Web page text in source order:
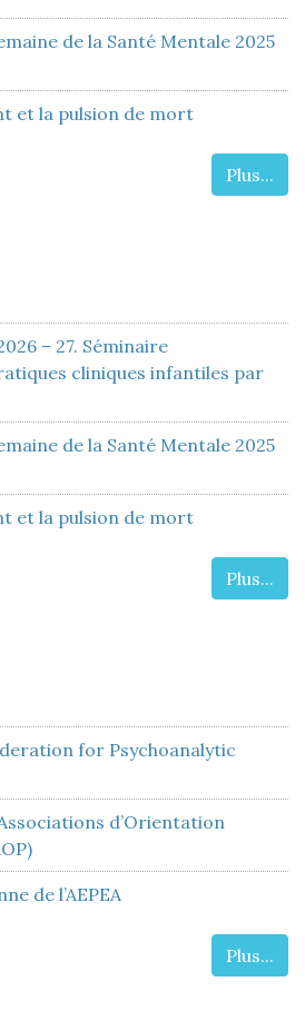
de la Santé Mentale 2025
et la pulsion de mort
Plus...
– 27. Séminaire
cliniques infantiles par
de la Santé Mentale 2025
et la pulsion de mort
Plus...
for Psychoanalytic
d’Orientation
de l’AEPEA
Plus...